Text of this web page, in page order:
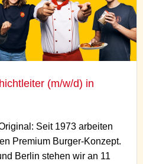
(m/w/d) in
Seit 1973 arbeiten
Premium Burger-Konzept.
Berlin stehen wir an 11